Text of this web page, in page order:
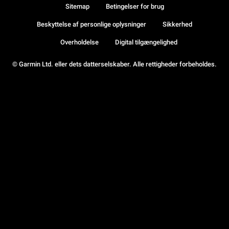
© Garmin Ltd. eller dets datterselskaber. Alle rettigheder forbeholdes.
Sitemap Betingelser for brug
Beskyttelse af personlige oplysninger Sikkerhed
Overholdelse Digital tilgængelighed